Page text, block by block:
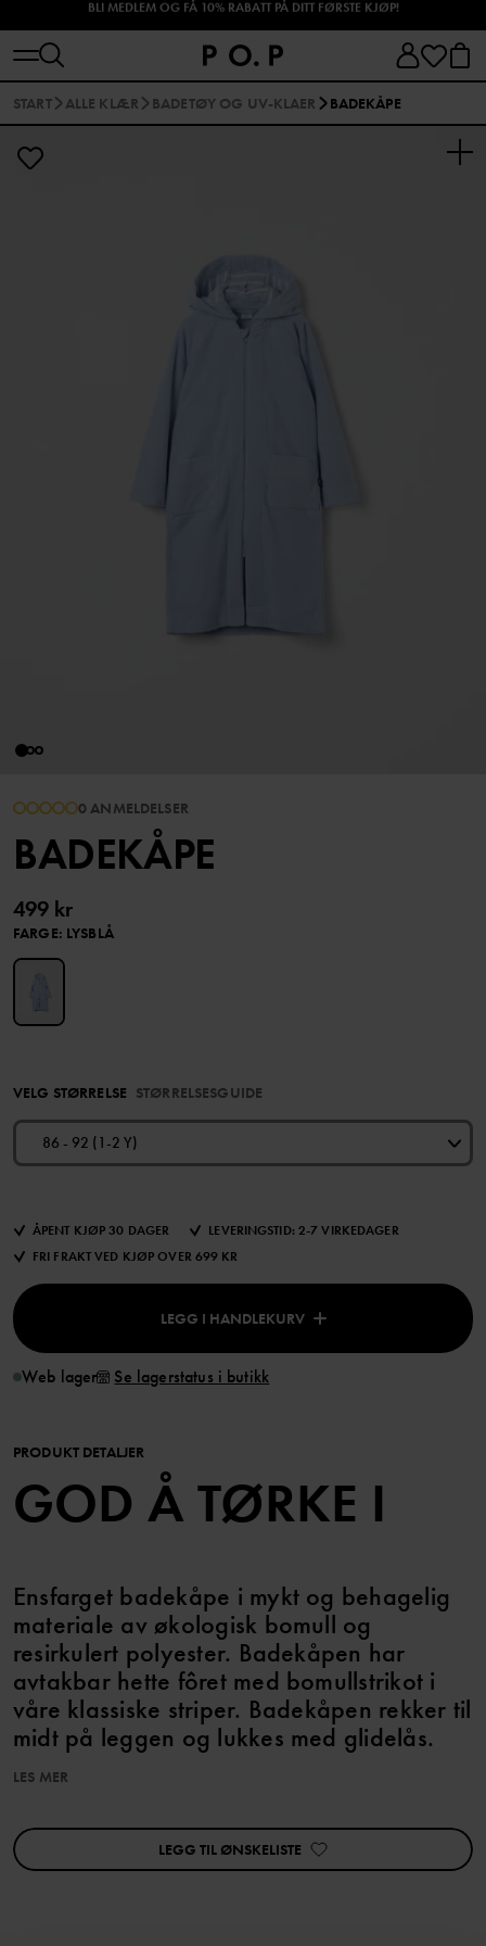
START ALLE KLÆR BADETØY OG UV-KLAER BADEKÅPE
0 ANMELDELSER
BADEKÅPE
499 kr
FARGE: LYSBLÅ
VELG STØRRELSE STØRRELSESGUIDE
86 - 92 (1-2 Y)
ÅPENT KJØP 30 DAGER
LEVERINGSTID: 2-7 VIRKEDAGER
FRI FRAKT VED KJØP OVER 699 KR
LEGG I HANDLEKURV
Web lager Se lagerstatus i butikk
PRODUKT DETALJER
GOD Å TØRKE I
Ensfarget badekåpe i mykt og behagelig
materiale av økologisk bomull og
resirkulert polyester. Badekåpen har
avtakbar hette fôret med bomullstrikot i
våre klassiske striper. Badekåpen rekker til
midt på leggen og lukkes med glidelås.
• YKK-trykknapper
• Avtakbar hette
LES MER
LEGG TIL ØNSKELISTE